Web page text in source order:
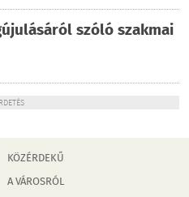
szóló szakmai
KÖZÉRDEKŰ
A VÁROSRÓL